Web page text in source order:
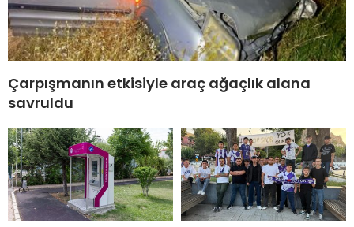
Çarpışmanın etkisiyle araç ağaçlık alana
savruldu